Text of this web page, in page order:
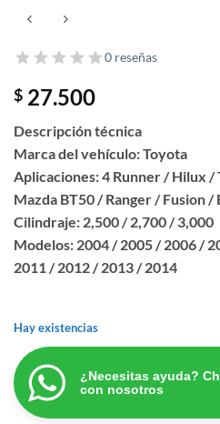
0 reseñas
$ 27.500
Descripción técnica
Marca del vehículo: Toyota
Aplicaciones: 4 Runner / Hilux
Mazda BT50 / Ranger / Fusion
Cilindraje: 2,500 / 2,700 / 3,000
Modelos: 2004 / 2005 / 2006 /
2011 / 2012 / 2013 / 2014
Hay existencias
¿Necesitas ayuda?
con nosotros